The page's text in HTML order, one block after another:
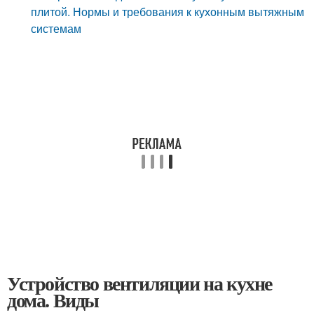
плитой. Нормы и требования к кухонным вытяжным
системам
Устройство вентиляции на кухне
дома. Виды